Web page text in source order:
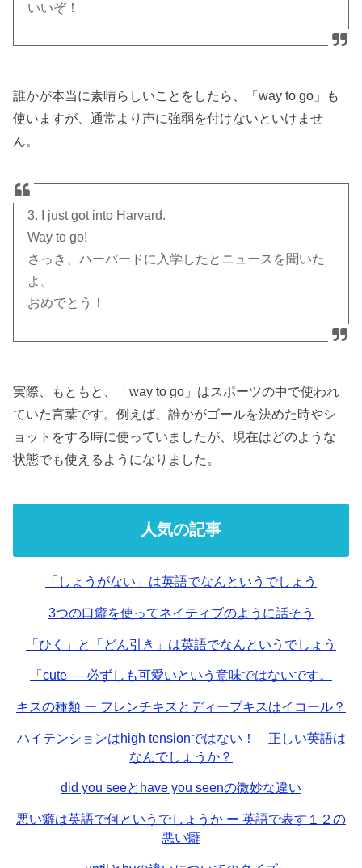
いいぞ！
誰かが本当に素晴らしいことをしたら、「way to go」も
使いますが、通常より声に強弱を付けないといけませ
ん。
3. I just got into Harvard.
Way to go!
さっき、ハーバードに入学したとニュースを聞いた
よ。
おめでとう！
実際、もともと、「way to go」はスポーツの中で使われ
ていた言葉です。例えば、誰かがゴールを決めた時やシ
ョットをする時に使っていましたが、現在はどのような
状態でも使えるようになりました。
人気の記事
「しょうがない」は英語でなんというでしょう
3つの口癖を使ってネイティブのように話そう
「ひく」と「どん引き」は英語でなんというでしょう
「cute — 必ずしも可愛いという意味ではないです。
キスの種類 ー フレンチキスとディープキスはイコール？
ハイテンションはhigh tensionではない！ 正しい英語は
なんでしょうか？
did you seeとhave you seenの微妙な違い
悪い癖は英語で何というでしょうか ー 英語で表す１２の
悪い癖